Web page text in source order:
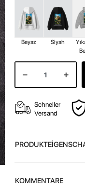
Beyaz Siyah
Schneller
Versand
KOMMENTARE